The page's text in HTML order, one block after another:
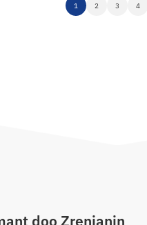
1 2 3 4
doo Zrenjanin